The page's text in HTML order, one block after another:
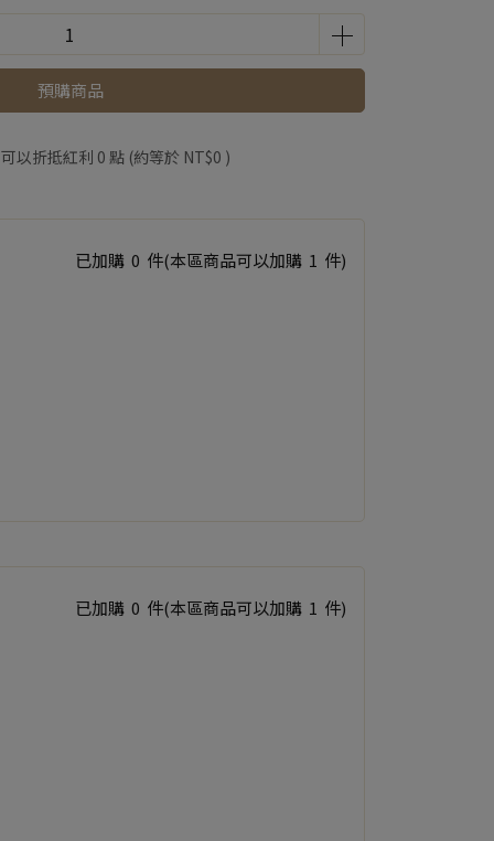
預購商品
以折抵紅利 0 點 (約等於 NT$0 )
已加購 0 件(本區商品可以加購 1 件)
已加購 0 件(本區商品可以加購 1 件)